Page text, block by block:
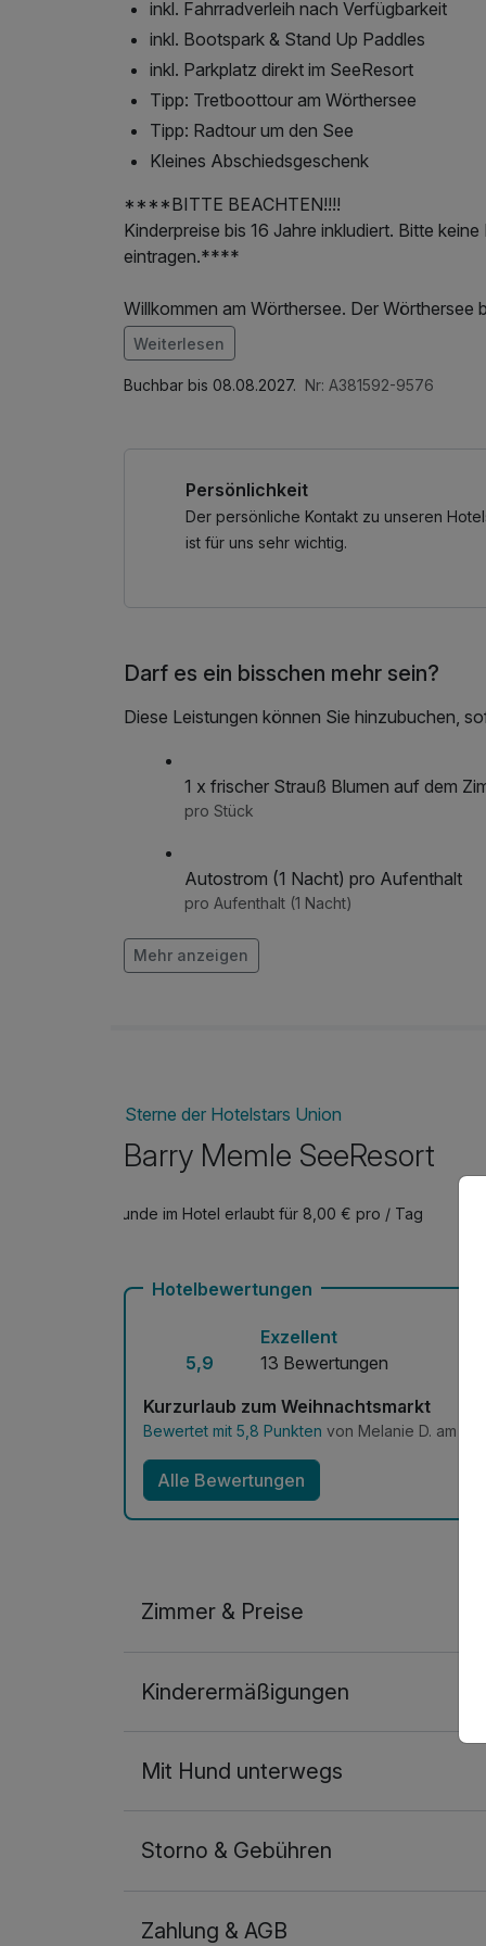
inkl. Fahrradverleih nach Verfügbarkeit
inkl. Bootspark & Stand Up Paddles
inkl. Parkplatz direkt im SeeResort
Tipp: Tretboottour am Wörthersee
Tipp: Radtour um den See
Kleines Abschiedsgeschenk
****BITTE BEACHTEN!!!!
Kinderpreise bis 16 Jahre inkludiert. Bitte
eintragen.****
Willkommen am Wörthersee. Der
Sonnenanbeter erfrischen sich am Seeufer.
Wörthersee. Wenn die Wassertemperaturen
Mini-WaterWorld. Im schönen Hallenbad mit
20,- EUR pro Person / Kinder bis 6: GRATIS!
Das brauchen Sie nicht extra vorzubestellen.
Weiterlesen
Buchbar bis 08.08.2027. Nr: A381592-9576
Persönlichkeit
Der persönliche Kontakt zu unseren
ist für uns sehr wichtig.
Darf es ein bisschen mehr sein?
Diese Leistungen können Sie hinzubuchen,
1 x frischer Strauß Blumen auf dem
pro Stück
Autostrom (1 Nacht) pro Aufenthalt
pro Aufenthalt (1 Nacht)
Obstkorb pro Zimmer
pro Zimmer
Mehr anzeigen
Sterne der Hotelstars Union
Barry Memle SeeResort
Hunde im Hotel erlaubt für 8,00 € pro / Tag
Hotelbewertungen
5,9
Exzellent
13 Bewertungen
Kurzurlaub zum Weihnachtsmarkt
Bewertet mit 5,8 Punkten von Melanie D. am
Alle Bewertungen
Zimmer & Preise
2 Erwachsene und 2 Kinder
Kinderermäßigungen
Mit Hund unterwegs
Storno & Gebühren
Zahlung & AGB